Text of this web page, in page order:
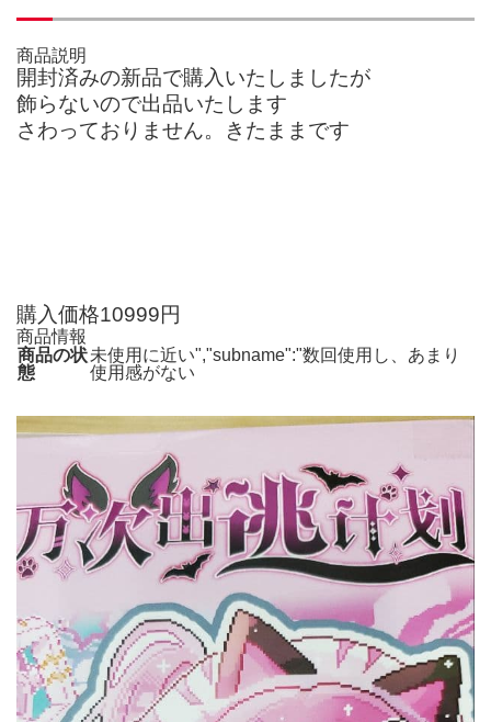
商品説明
開封済みの新品で購入いたしましたが
飾らないので出品いたします
さわっておりません。きたままです
購入価格10999円
商品情報
商品の状
態
未使用に近い","subname":"数回使用し、あまり
使用感がない